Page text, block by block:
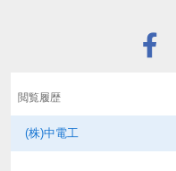
閲覧履歴
(株)中電工